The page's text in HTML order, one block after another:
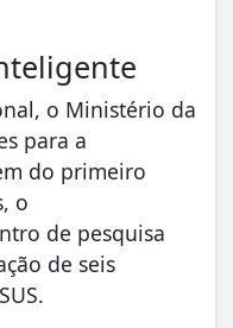
o Ministério da
para a
do primeiro
o
de pesquisa
de seis